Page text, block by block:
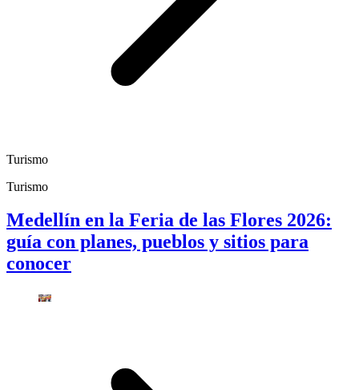
Turismo
Turismo
Medellín en la Feria de las Flores 2026:
guía con planes, pueblos y sitios para
conocer